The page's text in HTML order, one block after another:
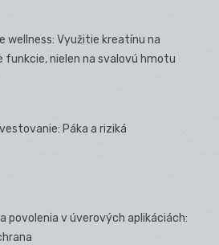
wellness: Využitie kreatínu na
funkcie, nielen na svalovú hmotu
Páka a riziká
povolenia v úverových aplikáciách: